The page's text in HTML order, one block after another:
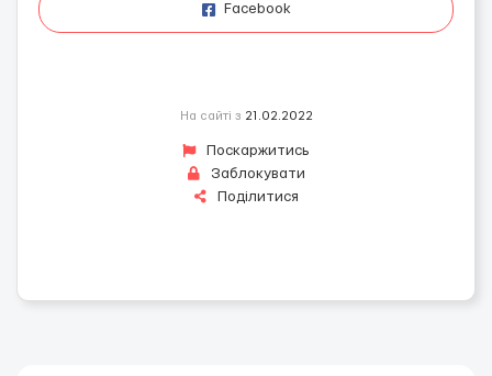
Facebook
На сайті з 21.02.2022
Поскаржитись
Заблокувати
Поділитися